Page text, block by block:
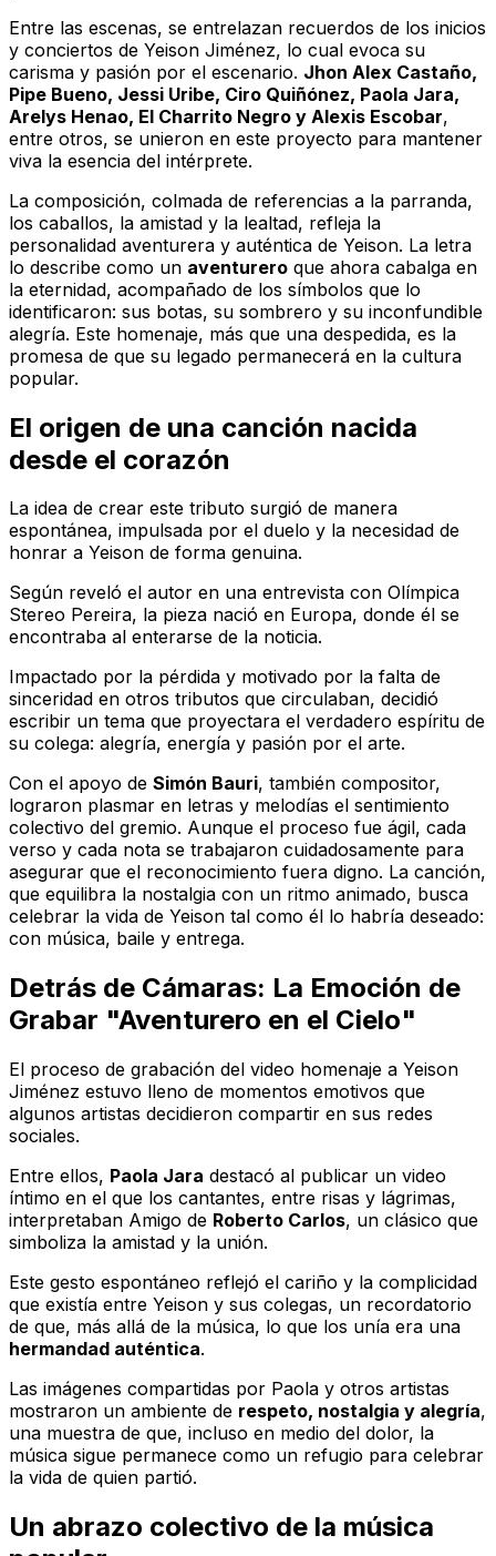
Entre las escenas, se entrelazan recuerdos de los inicios
y conciertos de Yeison Jiménez, lo cual evoca su
carisma y pasión por el escenario. Jhon Alex Castaño,
Pipe Bueno, Jessi Uribe, Ciro Quiñónez, Paola Jara,
Arelys Henao, El Charrito Negro y Alexis Escobar,
entre otros, se unieron en este proyecto para mantener
viva la esencia del intérprete.
La composición, colmada de referencias a la parranda,
los caballos, la amistad y la lealtad, refleja la
personalidad aventurera y auténtica de Yeison. La letra
lo describe como un aventurero que ahora cabalga en
la eternidad, acompañado de los símbolos que lo
identificaron: sus botas, su sombrero y su inconfundible
alegría. Este homenaje, más que una despedida, es la
promesa de que su legado permanecerá en la cultura
popular.
El origen de una canción nacida
desde el corazón
La idea de crear este tributo surgió de manera
espontánea, impulsada por el duelo y la necesidad de
honrar a Yeison de forma genuina.
Según reveló el autor en una entrevista con Olímpica
Stereo Pereira, la pieza nació en Europa, donde él se
encontraba al enterarse de la noticia.
Impactado por la pérdida y motivado por la falta de
sinceridad en otros tributos que circulaban, decidió
escribir un tema que proyectara el verdadero espíritu de
su colega: alegría, energía y pasión por el arte.
Con el apoyo de Simón Bauri, también compositor,
lograron plasmar en letras y melodías el sentimiento
colectivo del gremio. Aunque el proceso fue ágil, cada
verso y cada nota se trabajaron cuidadosamente para
asegurar que el reconocimiento fuera digno. La canción,
que equilibra la nostalgia con un ritmo animado, busca
celebrar la vida de Yeison tal como él lo habría deseado:
con música, baile y entrega.
Detrás de Cámaras: La Emoción de
Grabar "Aventurero en el Cielo"
El proceso de grabación del video homenaje a Yeison
Jiménez estuvo lleno de momentos emotivos que
algunos artistas decidieron compartir en sus redes
sociales.
Entre ellos, Paola Jara destacó al publicar un video
íntimo en el que los cantantes, entre risas y lágrimas,
interpretaban Amigo de Roberto Carlos, un clásico que
simboliza la amistad y la unión.
Este gesto espontáneo reflejó el cariño y la complicidad
que existía entre Yeison y sus colegas, un recordatorio
de que, más allá de la música, lo que los unía era una
hermandad auténtica.
Las imágenes compartidas por Paola y otros artistas
mostraron un ambiente de respeto, nostalgia y alegría,
una muestra de que, incluso en medio del dolor, la
música sigue permanece como un refugio para celebrar
la vida de quien partió.
Un abrazo colectivo de la música